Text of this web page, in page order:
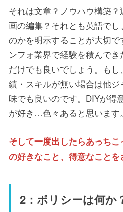
それは文章？ノウハウ構築
画の編集？それとも英語で
のかを明示することが大切
ンフォ業界で経験を積んで
だけでも良いでしょう。も
績・スキルが無い場合は他
味でも良いのです。DIYが得
が好き…色々あると思います。
そして一度出したらあっち
の好きなこと、得意なことを
2：ポリシーは何か